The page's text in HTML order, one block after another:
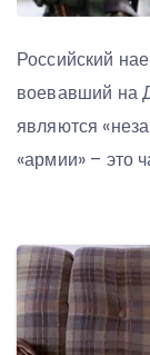
Российский
воевавший на
являются
«армии» – это